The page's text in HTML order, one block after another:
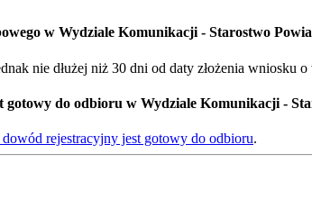
w Wydziale Komunikacji - Starostwo
nie dłużej niż 30 dni od daty złożenia wniosku
gotowy do odbioru w Wydziale Komunikacji -
rejestracyjny jest gotowy do odbioru.